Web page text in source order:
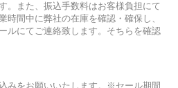
。また、振込手数料はお客様負担にて
時間中に弊社の在庫を確認・確保し、
ルにてご連絡致します。そちらを確認
みをお願いいたします。※セール期間